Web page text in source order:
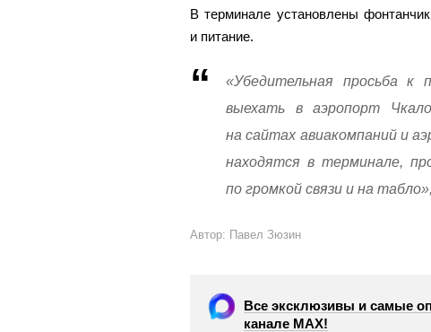
В терминале установлены
и питание.
«Убедительная просьба к
выехать в аэропорт
на сайтах авиакомпаний и
находятся в терминале,
по громкой связи и на
Автор: Павел Зюзин
Все эксклюзивы и самые
канале МАХ!